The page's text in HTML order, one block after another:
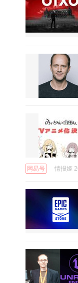
网易号 情报姬